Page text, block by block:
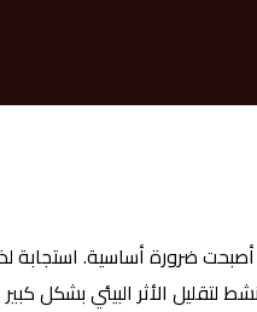
أصبحت ضرورة أساسية. استجابة
لتقليل الأثر البيئي بشكل